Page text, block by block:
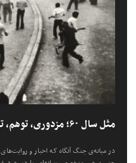
مثل سال ۶۰؛ مزدوری، توهم، ترور
در میانه‌ی جنگ آنگاه که اخبار و